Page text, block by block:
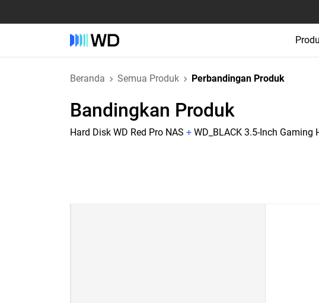
Beranda Semua Produk Perbandingan Produk
Bandingkan Produk
Hard Disk WD Red Pro NAS + WD_BLACK 3.5-Inch Gaming